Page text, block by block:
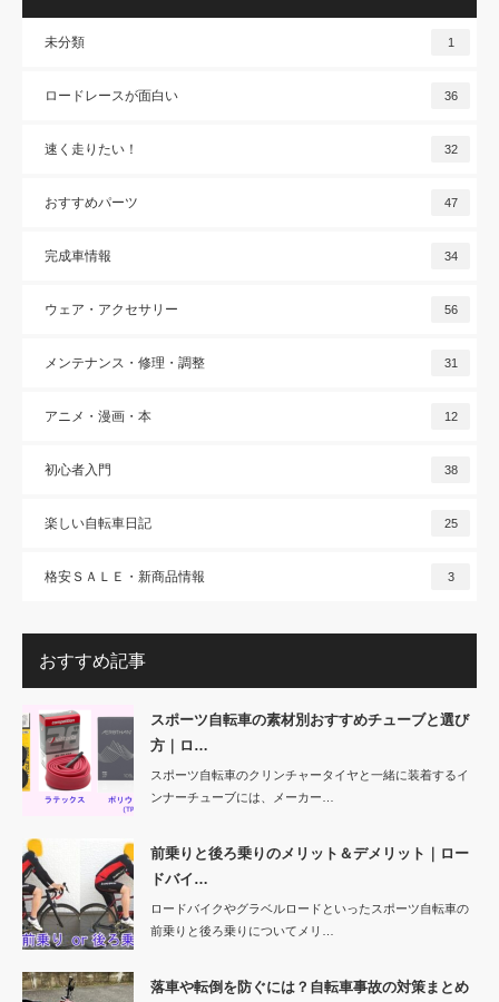
未分類 1
ロードレースが面白い 36
速く走りたい！ 32
おすすめパーツ 47
完成車情報 34
ウェア・アクセサリー 56
メンテナンス・修理・調整 31
アニメ・漫画・本 12
初心者入門 38
楽しい自転車日記 25
格安ＳＡＬＥ・新商品情報 3
おすすめ記事
スポーツ自転車の素材別おすすめチューブと選び
方｜ロ…
スポーツ自転車のクリンチャータイヤと一緒に装着するイ
ンナーチューブには、メーカー…
前乗りと後ろ乗りのメリット＆デメリット｜ロー
ドバイ…
ロードバイクやグラベルロードといったスポーツ自転車の
前乗りと後ろ乗りについてメリ…
落車や転倒を防ぐには？自転車事故の対策まとめ